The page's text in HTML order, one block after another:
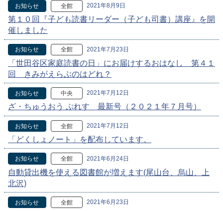
お知らせ 全館 2021年8月9日
第１０回『子ども読書リーダー（子ども司書）講座』を開
催しました
お知らせ 全館 2021年7月23日
「世田谷区家庭読書の日」にお届けするおはなし 第４１
回 きみがえらぶのはどれ？
お知らせ 中央 2021年7月12日
ざ・ちゅうおう ぷれす 最新号（２０２１年７月号）
お知らせ 全館 2021年7月12日
「どくしょノート」を配布しています。
お知らせ 全館 2021年6月24日
自動貸出機を使える図書館が増えます(尾山台、烏山、上
北沢)
お知らせ 全館 2021年6月23日